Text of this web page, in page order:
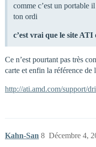
comme c’est un portable
ton ordi
c’est vrai que le site
Ce n’est pourtant pas très
carte et enfin la référence de
http://ati.amd.com/support/
Kahn-San Décembre 4,
8